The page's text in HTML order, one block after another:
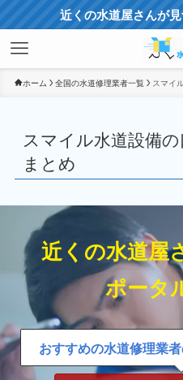
近くの水道屋さんが
ホーム 全国の水道修理業者一覧 スマイ
スマイル水道設備
まとめ
近くの水道屋
ポータ
おすすめの水道修理業